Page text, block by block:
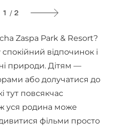
1 / 2
Zaspa Park & Resort?
відпочинок і
природи. Дітям —
або долучатися до
тут повсякчас
ж уся родина може
фільми просто